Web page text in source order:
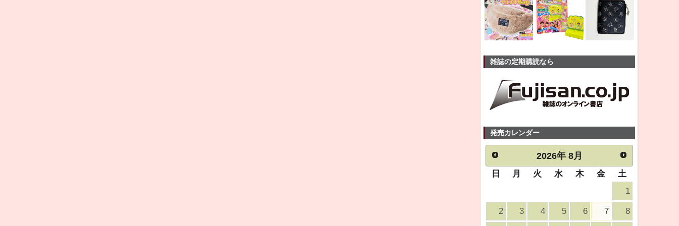
雑誌の定期購読なら
発売カレンダー
2026年 8月
日 月 火 水 木 金
土
1
2 3 4 5 6 7 8